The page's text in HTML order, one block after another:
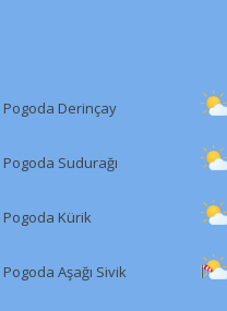
Pogoda Derinçay
Pogoda Sudurağı
Pogoda Kürik
Pogoda Aşağı Sivik